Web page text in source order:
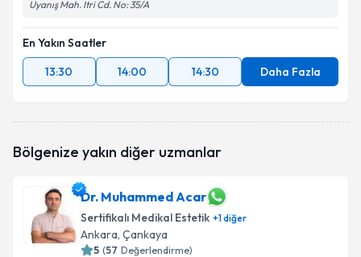
Uyanış Mah. Itri Cd. No: 35/A
En Yakın Saatler
13:30
14:00 14:30 Daha Fazla
Bölgenize yakın diğer uzmanlar
Dr. Muhammed Acar
Sertifikalı Medikal Estetik +1diğer
Ankara, Çankaya
5 (57 Değerlendirme)